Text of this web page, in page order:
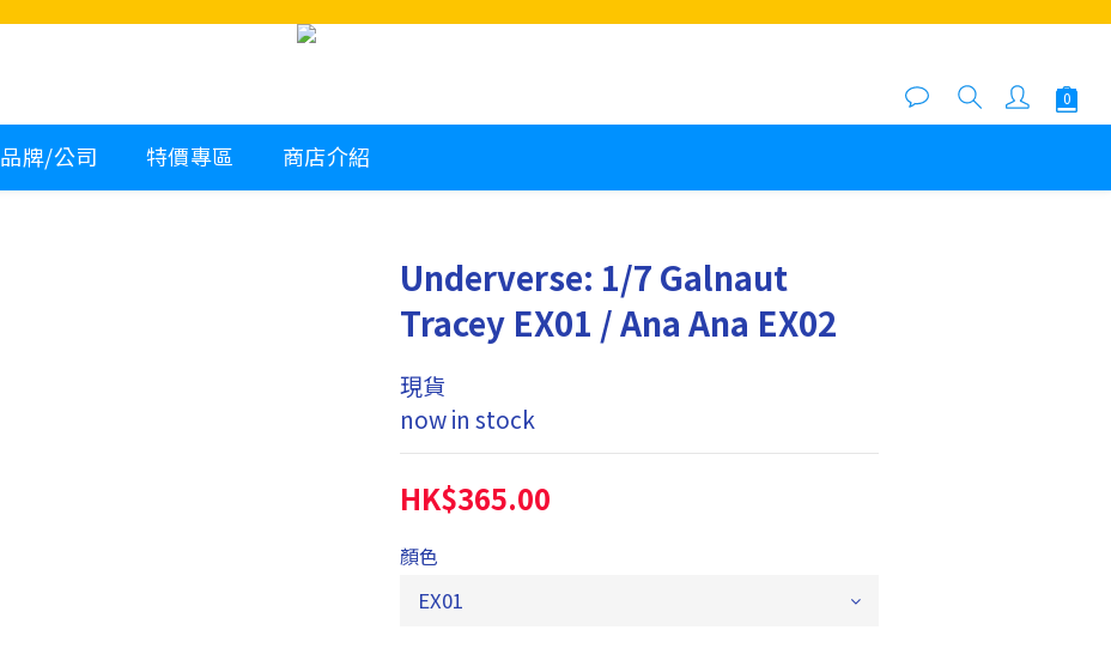
品牌/公司 特價專區 商店介紹
Underverse: 1/7 Galnaut
Tracey EX01 / Ana Ana EX02
現貨
now in stock
HK$365.00
顏色